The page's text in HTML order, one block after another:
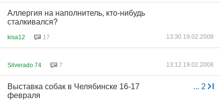
Аллергия на наполнитель, кто-нибудь
сталкивался?
kisa12 17 13:30 19.02.2008
Silverado 74 7 13:12 19.02.2008
... 2
Выставка собак в Челябинске 16-17
февраля